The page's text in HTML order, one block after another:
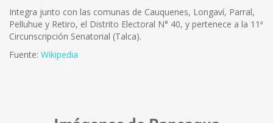
Integra junto con las comunas de Cauquenes, Longaví, Parral,
Pelluhue y Retiro, el Distrito Electoral N° 40, y pertenece a la 11ª
Circunscripción Senatorial (Talca).
Fuente: Wikipedia